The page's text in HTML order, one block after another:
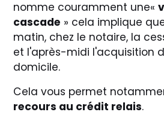
nomme couramment une«
cascade » cela implique
matin, chez le notaire, la
et l'après-midi l'acquisition
domicile.
Cela vous permet
recours au crédit relais.